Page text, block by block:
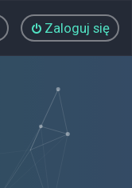
Zaloguj się